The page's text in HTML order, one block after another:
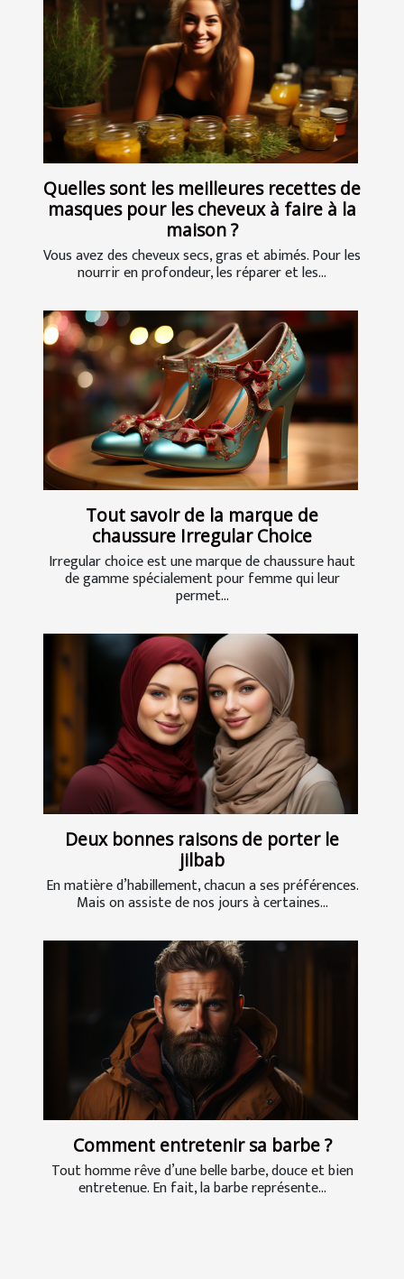
Quelles sont les meilleures recettes de
masques pour les cheveux à faire à la
maison ?
Vous avez des cheveux secs, gras et abimés. Pour les
nourrir en profondeur, les réparer et les...
Tout savoir de la marque de
chaussure Irregular Choice
Irregular choice est une marque de chaussure haut
de gamme spécialement pour femme qui leur
permet...
Deux bonnes raisons de porter le
jilbab
En matière d’habillement, chacun a ses préférences.
Mais on assiste de nos jours à certaines...
Comment entretenir sa barbe ?
Tout homme rêve d’une belle barbe, douce et bien
entretenue. En fait, la barbe représente...